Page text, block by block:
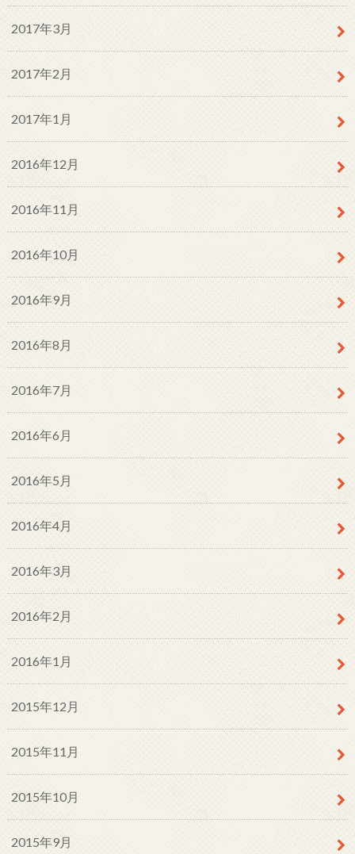
2017年3月
2017年2月
2017年1月
2016年12月
2016年11月
2016年10月
2016年9月
2016年8月
2016年7月
2016年6月
2016年5月
2016年4月
2016年3月
2016年2月
2016年1月
2015年12月
2015年11月
2015年10月
2015年9月